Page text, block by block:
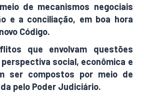
de mecanismos negociais
e a conciliação, em boa hora
Código.
que envolvam questões
social, econômica e
ser compostos por meio de
pelo Poder Judiciário.